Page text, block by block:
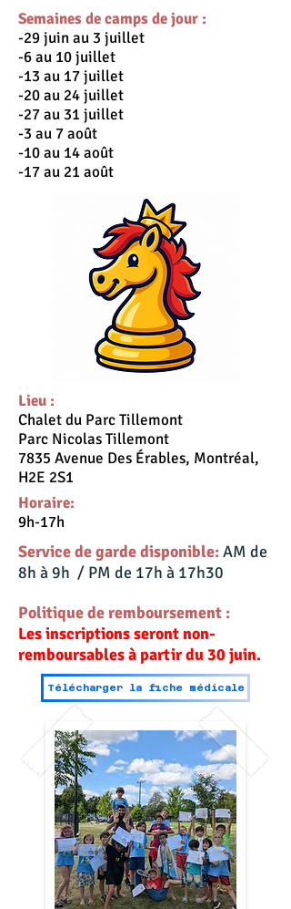
Semaines de camps de jour :
-29 juin au 3 juillet
-6 au 10 juillet
-13 au 17 juillet
-20 au 24 juillet
-27 au 31 juillet
-3 au 7 août
-10 au 14 août
-17 au 21 août
Lieu :
Chalet du Parc Tillemont
Parc Nicolas Tillemont
7835 Avenue Des Érables, Montréal,
H2E 2S1
Horaire:
9h-17h
Service de garde disponible:AM de
8h à 9h / PM de 17h à 17h30
Politique de remboursement :
Les inscriptions seront non-
remboursables à partir du 30 juin.
Télécharger la fiche médicale